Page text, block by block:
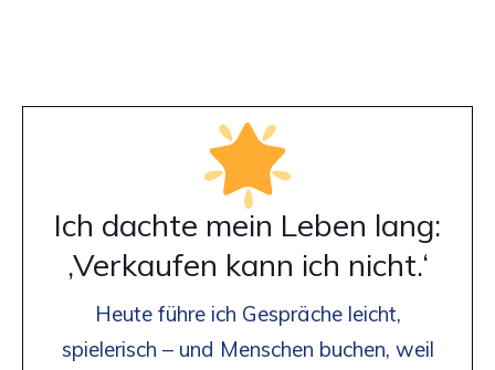
Ich dachte mein Leben lang:
‚Verkaufen kann ich nicht.‘
Heute führe ich Gespräche leicht,
spielerisch – und Menschen buchen, weil